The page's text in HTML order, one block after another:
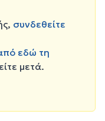
συνδεθείτε
εδώ τη
μετά.